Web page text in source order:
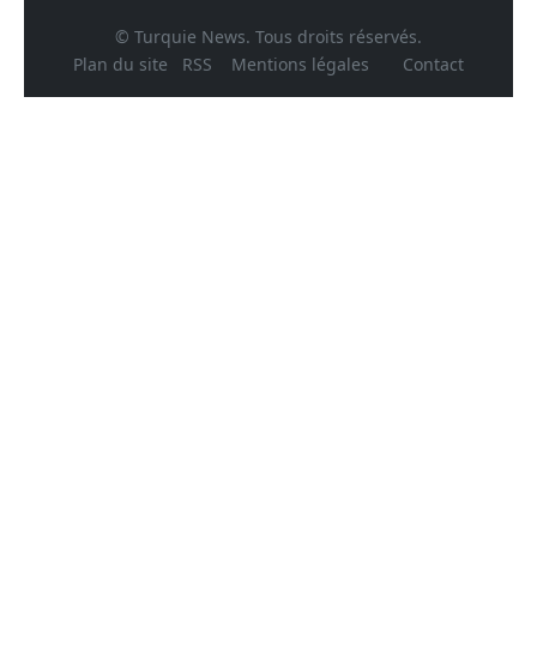
© Turquie News. Tous droits réservés.
Plan du site
RSS Mentions légales Contact